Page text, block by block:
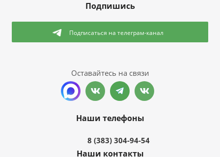
Подпишись
Подписаться на телеграм-канал
Оставайтесь на связи
Наши телефоны
8 (383) 304-94-54
Наши контакты